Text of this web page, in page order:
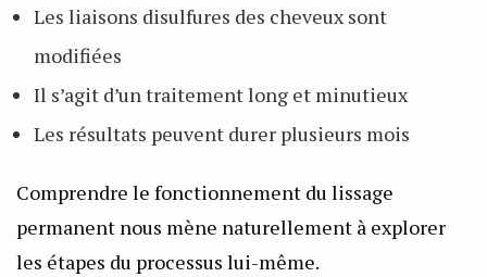
Les liaisons disulfures des cheveux sont
modifiées
Il s’agit d’un traitement long et minutieux
Les résultats peuvent durer plusieurs mois
Comprendre le fonctionnement du lissage
permanent nous mène naturellement à explorer
les étapes du processus lui-même.